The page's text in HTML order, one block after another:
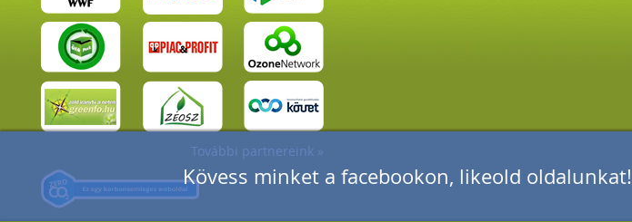
Kövess minket a facebookon, likeold oldalunkat!
További partnereink »